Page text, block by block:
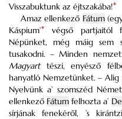
Visszabuktunk az éjtszakába!*
Amaz ellenkező Fátum
Káspium’*
végső partjaitól
Népünket, még máig sem
tusakodni. – Minden
Magyarttészi, enyésző
hanyatló Nemzetünket. –
Nyelvünk a’ szomszéd
ellenkező Fátum felhozta a’
sírjának fenekéről, ’s